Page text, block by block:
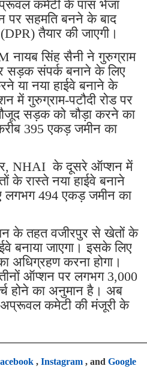
कमेटी के पास भेजा
पर सहमति बनने के बाद
(DPR) तैयार की जाएगी।
नायब सिंह सैनी ने गुरुग्राम
संपर्क बनाने के लिए
या नया हाईवे बनाने के
में गुरुग्राम-पटौदी रोड पर
सड़क को चौड़ा करने का
395 एकड़ जमीन का
NHAI के दूसरे ऑप्शन में
रास्ते नया हाईवे बनाने
लगभग 494 एकड़ जमीन का
के तहत वजीरपुर से खेतों के
बनाया जाएगा। इसके लिए
अधिग्रहण करना होगा।
ऑप्शन पर लगभग 3,000
होने का अनुमान है। अब
कमेटी की मंजूरी के
, Instagram, and Google